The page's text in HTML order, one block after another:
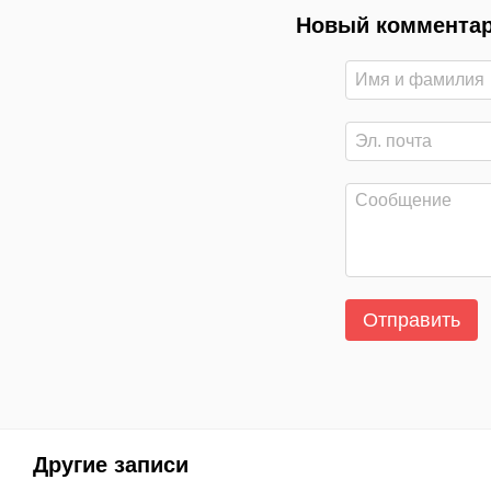
Новый
Отправить
Другие записи